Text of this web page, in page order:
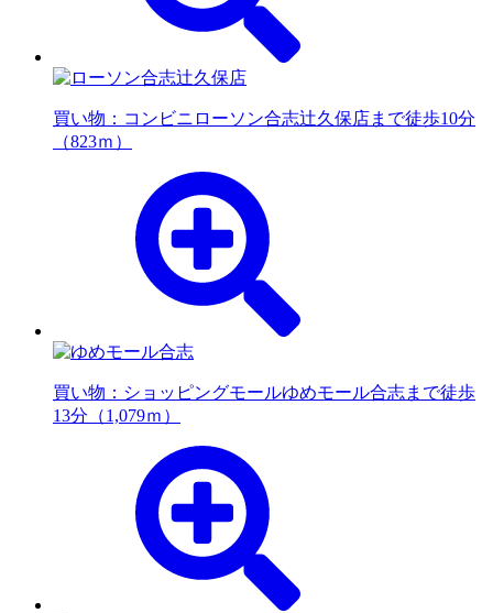
買い物：コンビニ ローソン合志辻久保店まで徒歩10分
（823ｍ）
買い物：ショッピングモールゆめモール合志まで徒歩
13分（1,079ｍ）